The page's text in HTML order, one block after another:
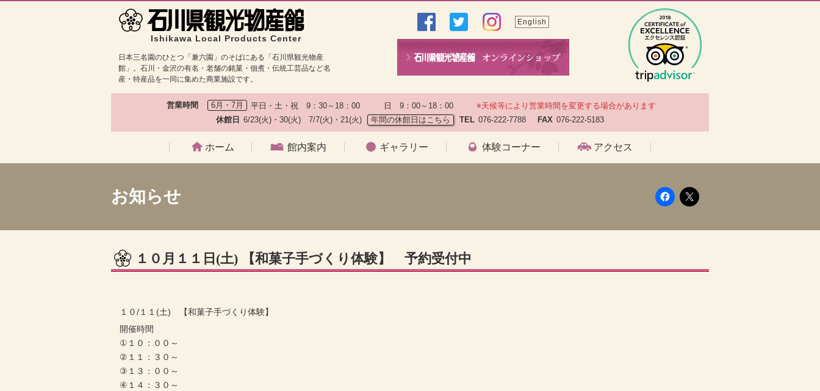
Ishikawa Local Products Center
日本三名園のひとつ「兼六園」のそばにある「石川県観光物産
館」。石川・金沢の有名・老舗の銘菓・佃煮・伝統工芸品など名
産・特産品を一同に集めた商業施設です。
English
営業時間 6月・7月 平日・土・祝　9：30～18：00　　　日　9：00～18：00
※天候等により営業時間を変更する場合があります
休館日 6/23(火)・30(火)　7/7(火)・21(火) 年間の休館日はこちら TEL 076-222-7788 FAX 076-222-5183
ホーム 館内案内 ギャラリー 体験コーナー アクセス
お知らせ
１０月１１日(土) 【和菓子手づくり体験】 予約受付中
１０/１１(土) 【和菓子手づくり体験】
開催時間
①１０：００～
②１１：３０～
③１３：００～
④１４：３０～